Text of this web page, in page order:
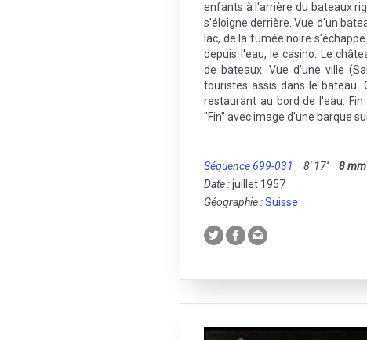
enfants à l'arrière du bateaux
s'éloigne derrière. Vue d'un
lac, de la fumée noire
depuis l'eau, le casino. Le
de bateaux. Vue d'une ville
touristes assis dans le bateau.
restaurant au bord de l'eau.
"Fin" avec image d'une barque
Séquence 699-031 8' 17'' 8 mm
Date :juillet 1957
Géographie :Suisse